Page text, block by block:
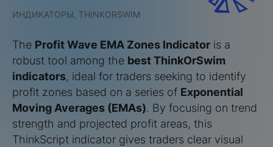
ИНДИКАТОРЫ, THINKORSWIM
The Profit Wave EMA Zones Indicator is a
robust tool among the best ThinkOrSwim
indicators, ideal for traders seeking to identify
profit zones based on a series of Exponential
Moving Averages (EMAs). By focusing on trend
strength and projected profit areas, this
ThinkScript indicator gives traders clear visual